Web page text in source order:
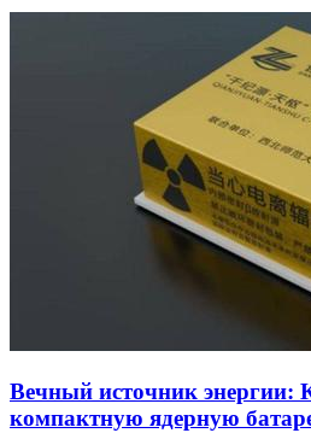
Вечный источник энергии:
компактную ядерную